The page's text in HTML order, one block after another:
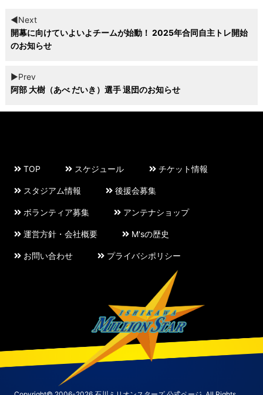
◀︎Next
開幕に向けていよいよチームが始動！ 2025年合同自主トレ開始
のお知らせ
▶︎Prev
阿部 大樹（あべ だいき）選手 退団のお知らせ
TOP スケジュール チケット情報
スタジアム情報 後援会募集
ボランティア募集 アンテナショップ
運営方針・会社概要 M'sの歴史
お問い合わせ プライバシポリシー